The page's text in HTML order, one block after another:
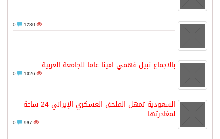
1230
بالاجماع نبيل فهمي امينا عاما للجامعة العربية
1026
السعودية تمهل الملحق العسكري الإيراني 24 ساعة
لمغادرتها
997